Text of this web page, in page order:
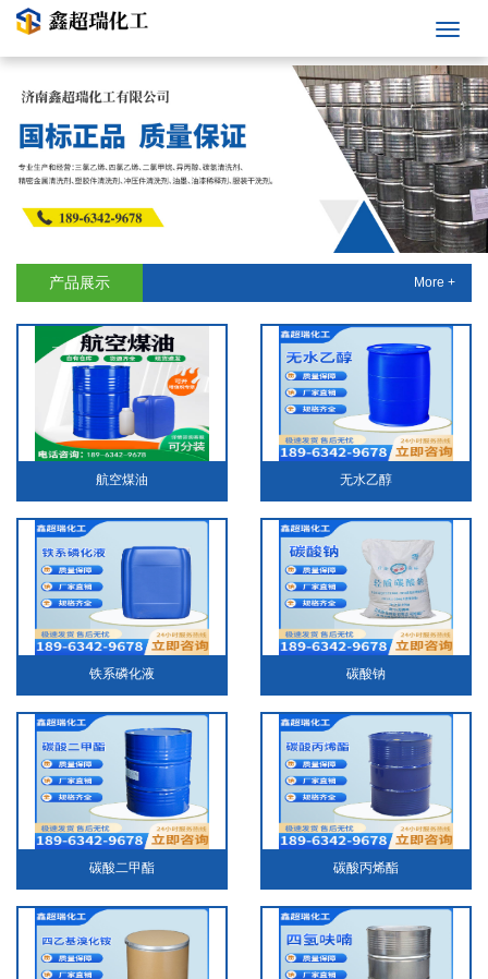
产品展示 More +
航空煤油 无水乙醇
铁系磷化液 碳酸钠
碳酸二甲酯 碳酸丙烯酯